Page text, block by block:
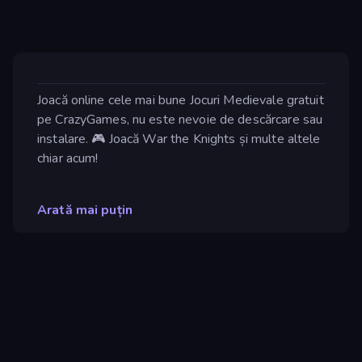
Joacă online cele mai bune Jocuri Medievale gratuit
pe CrazyGames, nu este nevoie de descărcare sau
instalare. 🎮 Joacă War the Knights și multe altele
chiar acum!
Arată mai puțin